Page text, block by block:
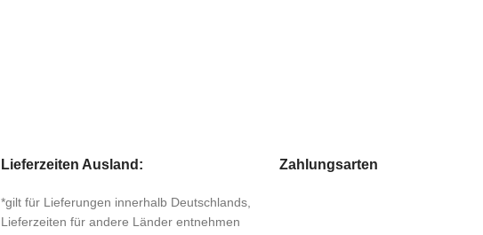
Lieferzeiten Ausland:
*gilt für Lieferungen innerhalb Deutschlands,
Lieferzeiten für andere Länder entnehmen
Zahlungsarten